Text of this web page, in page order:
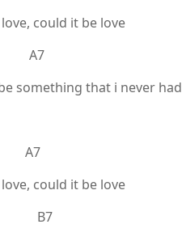
could it be love
A7
something that i never had
A7
could it be love
B7